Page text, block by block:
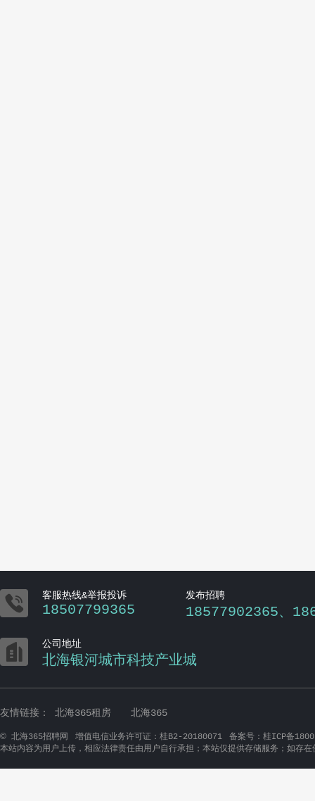
 客服热线&举报投诉
18507799365
发布招聘
18577902365、
 公司地址
北海银河城市科技产业城
友情链接： 北海365租房 北海365
© 北海365招聘网 增值电信业务许可证：桂B2-20180071
备案号：桂ICP备
本站内容为用户上传，相应法律责任由用户自行承担；本站仅提供存储服务；如存